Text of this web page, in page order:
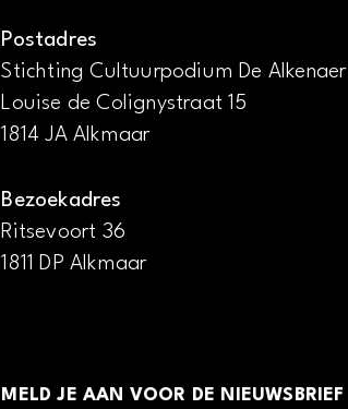
Postadres
Stichting Cultuurpodium De Alkenaer
Louise de Colignystraat 15
1814 JA Alkmaar
Bezoekadres
Ritsevoort 36
1811 DP Alkmaar
MELD JE AAN VOOR DE NIEUWSBRIEF